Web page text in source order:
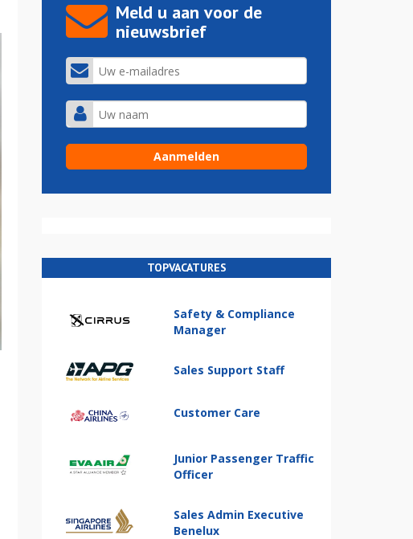
Meld u aan voor de
nieuwsbrief
TOPVACATURES
Safety & Compliance
Manager
Sales Support Staff
Customer Care
Junior Passenger Traffic
Officer
Sales Admin Executive
Benelux